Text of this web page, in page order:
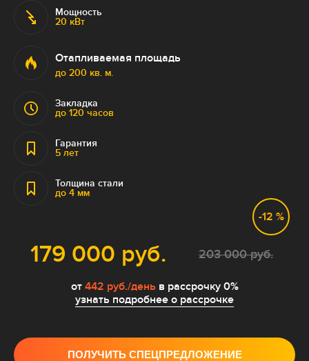
Мощность
20 кВт
Отапливаемая площадь
до 200 кв. м.
Закладка
до 120 часов
Гарантия
5 лет
Толщина стали
до 4 мм
179 000 руб. 203 000 руб.
-12 %
от 442 руб./день в рассрочку 0%
узнать подробнее о рассрочке
ПОЛУЧИТЬ СПЕЦПРЕДЛОЖЕНИЕ